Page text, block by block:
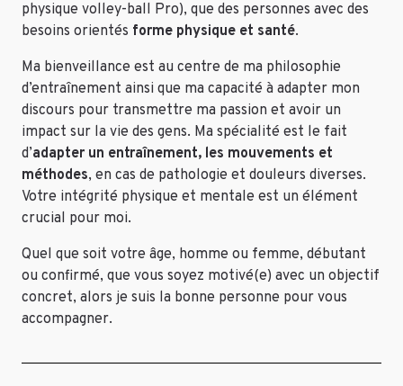
physique volley-ball Pro), que des personnes avec des
besoins orientés forme physique et santé.
Ma bienveillance est au centre de ma philosophie
d’entraînement ainsi que ma capacité à adapter mon
discours pour transmettre ma passion et avoir un
impact sur la vie des gens. Ma spécialité est le fait
d’adapter un entraînement, les mouvements et
méthodes, en cas de pathologie et douleurs diverses.
Votre intégrité physique et mentale est un élément
crucial pour moi.
Quel que soit votre âge, homme ou femme, débutant
ou confirmé, que vous soyez motivé(e) avec un objectif
concret, alors je suis la bonne personne pour vous
accompagner.